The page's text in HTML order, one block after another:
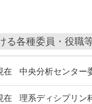
る各種委員・役職
在 中央分析センター
在 理系ディシプリ